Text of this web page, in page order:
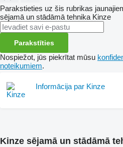
Parakstieties uz šis rubrikas
sējamā un stādāmā tehnika Kinze
Parakstīties
Nospiežot, jūs piekrītat mūsu
noteikumiem.
Informācija par Kinze
Kinze sējamā un stādāmā